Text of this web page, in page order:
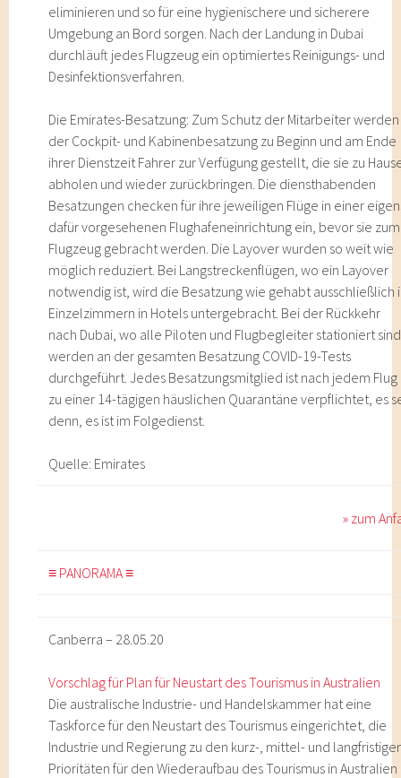
eliminieren und so für eine hygienischere und sicherere
Umgebung an Bord sorgen. Nach der Landung in Dubai
durchläuft jedes Flugzeug ein optimiertes Reinigungs- und
Desinfektionsverfahren.
Die Emirates-Besatzung: Zum Schutz der Mitarbeiter werden
der Cockpit- und Kabinenbesatzung zu Beginn und am Ende
ihrer Dienstzeit Fahrer zur Verfügung gestellt, die sie zu
abholen und wieder zurückbringen. Die diensthabenden
Besatzungen checken für ihre jeweiligen Flüge in einer
dafür vorgesehenen Flughafeneinrichtung ein, bevor sie zum
Flugzeug gebracht werden. Die Layover wurden so weit wie
möglich reduziert. Bei Langstreckenflügen, wo ein Layover
notwendig ist, wird die Besatzung wie gehabt ausschließlich
Einzelzimmern in Hotels untergebracht. Bei der Rückkehr
nach Dubai, wo alle Piloten und Flugbegleiter stationiert
werden an der gesamten Besatzung COVID-19-Tests
durchgeführt. Jedes Besatzungsmitglied ist nach jedem Flug
zu einer 14-tägigen häuslichen Quarantäne verpflichtet, es
denn, es ist im Folgedienst.
Quelle: Emirates
» zum
≡ PANORAMA ≡
Canberra – 28.05.20
Vorschlag für Plan für Neustart des Tourismus in Australien
Die australische Industrie- und Handelskammer hat eine
Taskforce für den Neustart des Tourismus eingerichtet, die
Industrie und Regierung zu den kurz-, mittel- und
Prioritäten für den Wiederaufbau des Tourismus in Australien